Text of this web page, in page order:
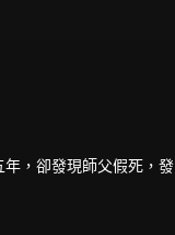
，卻發現師父假死，發